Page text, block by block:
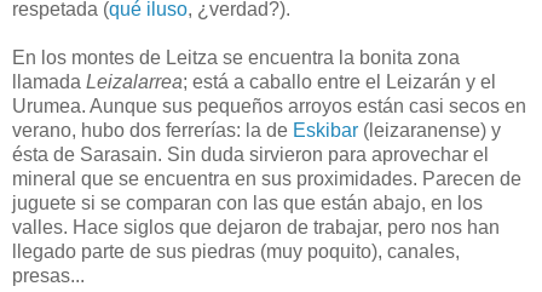
respetada (qué iluso, ¿verdad?).
En los montes de Leitza se encuentra la bonita zona
llamada Leizalarrea; está a caballo entre el Leizarán y el
Urumea. Aunque sus pequeños arroyos están casi secos en
verano, hubo dos ferrerías: la de Eskibar (leizaranense) y
ésta de Sarasain. Sin duda sirvieron para aprovechar el
mineral que se encuentra en sus proximidades. Parecen de
juguete si se comparan con las que están abajo, en los
valles. Hace siglos que dejaron de trabajar, pero nos han
llegado parte de sus piedras (muy poquito), canales,
presas...